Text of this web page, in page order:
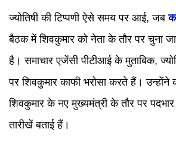
ज्योतिषी की टिप्पणी ऐसे समय पर आई, जब
बैठक में शिवकुमार को नेता के तौर पर चुना
है। समाचार एजेंसी पीटीआई के मुताबिक,
पर शिवकुमार काफी भरोसा करते हैं। उन्होंने
शिवकुमार के नए मुख्यमंत्री के तौर पर
तारीखें बताई हैं।